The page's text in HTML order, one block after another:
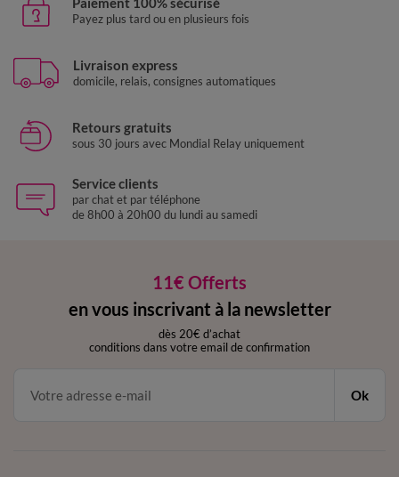
Payez plus tard ou en plusieurs fois
Livraison express
domicile, relais, consignes automatiques
Retours gratuits
sous 30 jours avec Mondial Relay uniquement
Service clients
par chat et par téléphone
de 8h00 à 20h00 du lundi au samedi
11€ Offerts
en vous inscrivant à la newsletter
dès 20€ d’achat
conditions dans votre email de confirmation
Ok